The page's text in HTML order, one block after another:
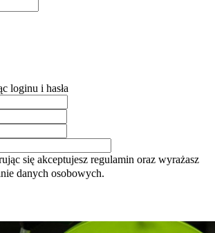
loginu i hasła
się akceptujesz regulamin oraz wyrażasz
danych osobowych.